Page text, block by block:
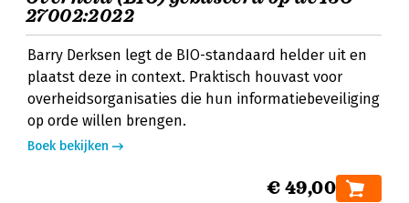
27002:2022
Barry Derksen legt de BIO-standaard helder uit en
plaatst deze in context. Praktisch houvast voor
overheidsorganisaties die hun informatiebeveiliging
op orde willen brengen.
Boek bekijken
€ 49,00